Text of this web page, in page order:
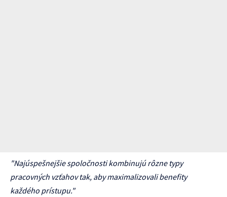
"Najúspešnejšie spoločnosti kombinujú rôzne typy
pracovných vzťahov tak, aby maximalizovali benefity
každého prístupu."